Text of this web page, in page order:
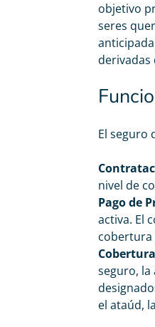
objetivo
seres
derivadas
El seguro
nivel de
Pago de
activa. El
cobertura
seguro,
el ataúd,